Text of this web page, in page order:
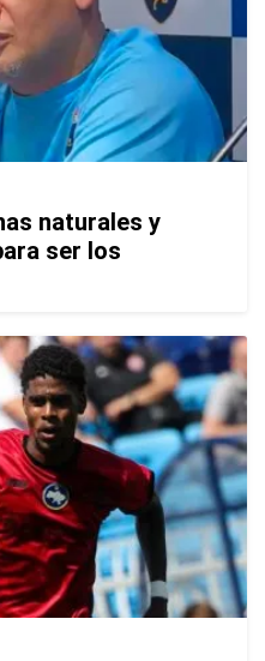
naturales y
ser los